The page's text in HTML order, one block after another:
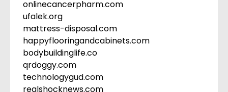
onlinecancerpharm.com
ufalek.org
mattress-disposal.com
happyflooringandcabinets.com
bodybuildinglife.co
qrdoggy.com
technologygud.com
realshocknews.com